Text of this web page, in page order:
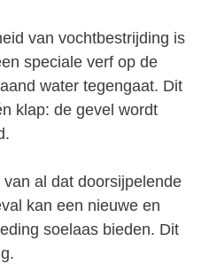
van vochtbestrijding is
speciale verf op de
water tegengaat. Dit
klap: de gevel wordt
al dat doorsijpelende
kan een nieuwe en
soelaas bieden. Dit